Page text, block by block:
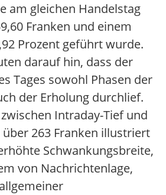
am gleichen Handelstag
Franken und einem
Prozent geführt wurde.
darauf hin, dass der
Tages sowohl Phasen der
der Erholung durchlief.
Intraday-Tief und
263 Franken illustriert
Schwankungsbreite,
von Nachrichtenlage,